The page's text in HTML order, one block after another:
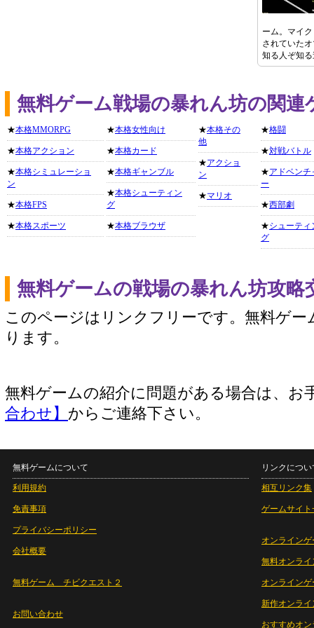
ーム。マイ
されていた
知る人ぞ知
無料ゲーム戦場の暴れん坊の関連
★本格MMORPG
★本格アクション
★本格シミュレーショ
ン
★本格FPS
★本格スポーツ
★本格女性向け
★本格カード
★本格ギャンブル
★本格シューティン
グ
★本格ブラウザ
★本格その
他
★アクショ
ン
★マリオ
★格闘
★対戦バトル
★アドベンチ
ー
★西部劇
★シューティ
グ
無料ゲームの戦場の暴れん坊攻略
このページはリンクフリーです。無料ゲー
ります。
無料ゲームの紹介に問題がある場合は、お
合わせ】 からご連絡下さい。
無料ゲームについて
利用規約
免責事項
プライバシーポリシー
会社概要
無料ゲーム チビクエスト２
お問い合わせ
リンクについ
相互リンク集
ゲームサイト
オンラインゲ
無料オンライ
オンライン
新作オンライ
おすすめオ